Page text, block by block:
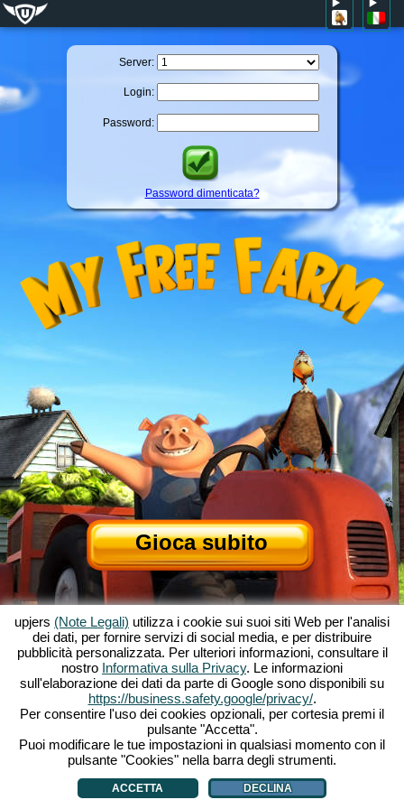
Server:
Login:
Password:
Password dimenticata?
Gioca subito
Informazioni su My Free Farm |La storia dietro al gioco per browser |
Le caratteristiche |CGU Contatti/Crediti|Privacy| Regole|Forum|Supporto|
My Free Farm 2 App|Google Play
Giochi browser - Upjers.com|Gestione Cookies
upjers (Note Legali) utilizza i cookie sui suoi siti Web per l'analisi
dei dati, per fornire servizi di social media, e per distribuire
pubblicità personalizzata. Per ulteriori informazioni, consultare il
nostro Informativa sulla Privacy. Le informazioni
sull'elaborazione dei dati da parte di Google sono disponibili su
https://business.safety.google/privacy/.
Per consentire l'uso dei cookies opzionali, per cortesia premi il
pulsante "Accetta".
Puoi modificare le tue impostazioni in qualsiasi momento con il
pulsante "Cookies" nella barra degli strumenti.
ACCETTA DECLINA